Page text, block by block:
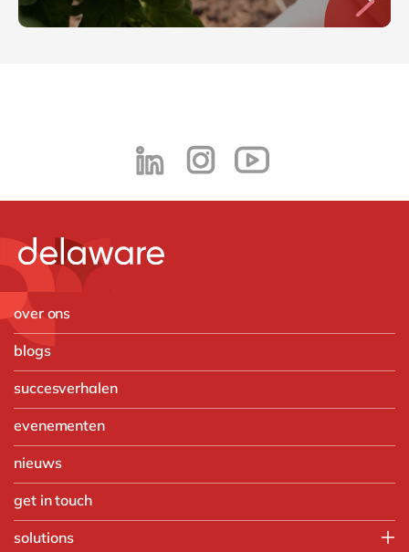
over ons
blogs
succesverhalen
evenementen
nieuws
get in touch
solutions